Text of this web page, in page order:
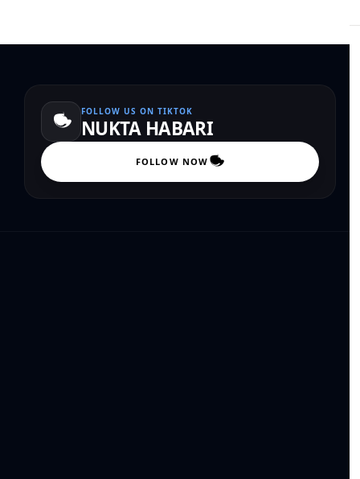
FOLLOW US ON TIKTOK
NUKTA HABARI
FOLLOW NOW